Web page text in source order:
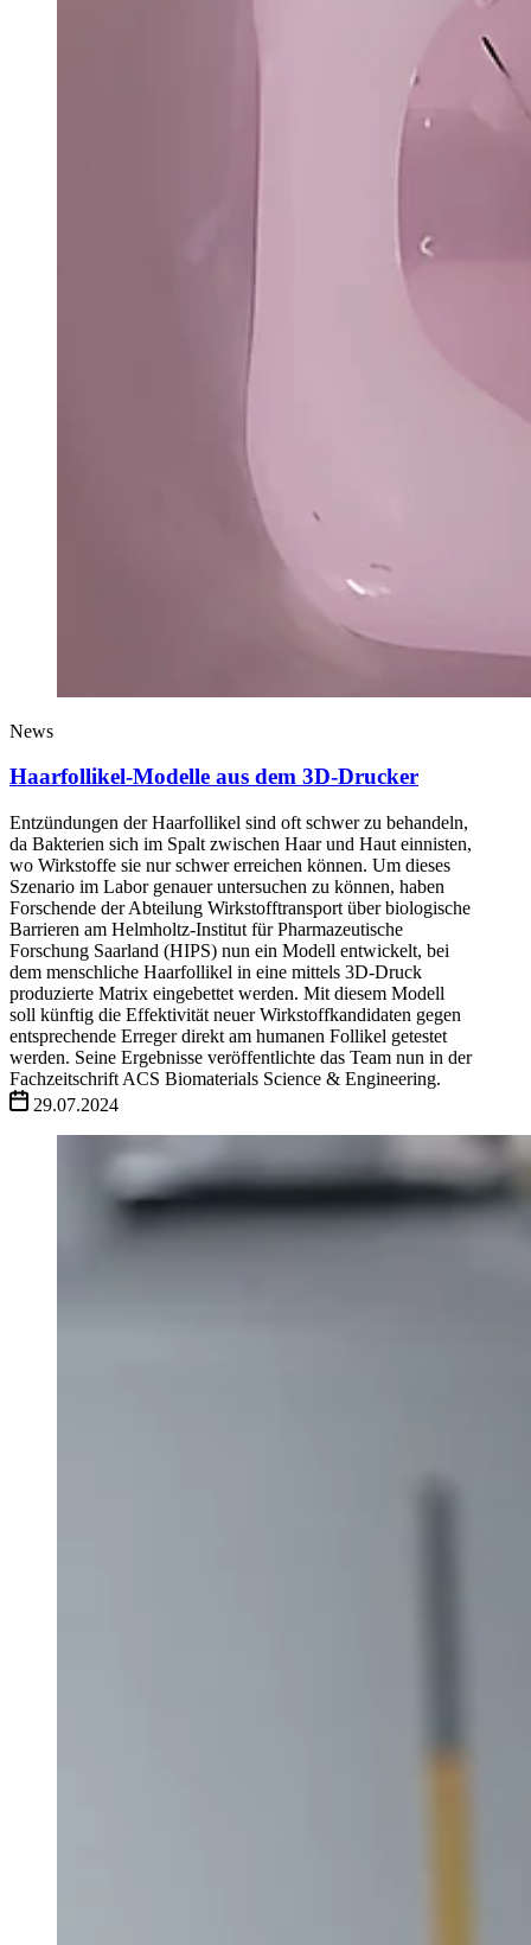
News
Haarfollikel-Modelle aus dem 3D-Drucker
Entzündungen der Haarfollikel sind oft schwer zu behandeln,
da Bakterien sich im Spalt zwischen Haar und Haut einnisten,
wo Wirkstoffe sie nur schwer erreichen können. Um dieses
Szenario im Labor genauer untersuchen zu können, haben
Forschende der Abteilung Wirkstofftransport über biologische
Barrieren am Helmholtz-Institut für Pharmazeutische
Forschung Saarland (HIPS) nun ein Modell entwickelt, bei
dem menschliche Haarfollikel in eine mittels 3D-Druck
produzierte Matrix eingebettet werden. Mit diesem Modell
soll künftig die Effektivität neuer Wirkstoffkandidaten gegen
entsprechende Erreger direkt am humanen Follikel getestet
werden. Seine Ergebnisse veröffentlichte das Team nun in der
Fachzeitschrift ACS Biomaterials Science & Engineering.
29.07.2024